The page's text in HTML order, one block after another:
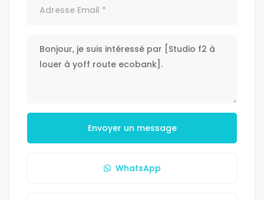
Envoyer un message
WhatsApp